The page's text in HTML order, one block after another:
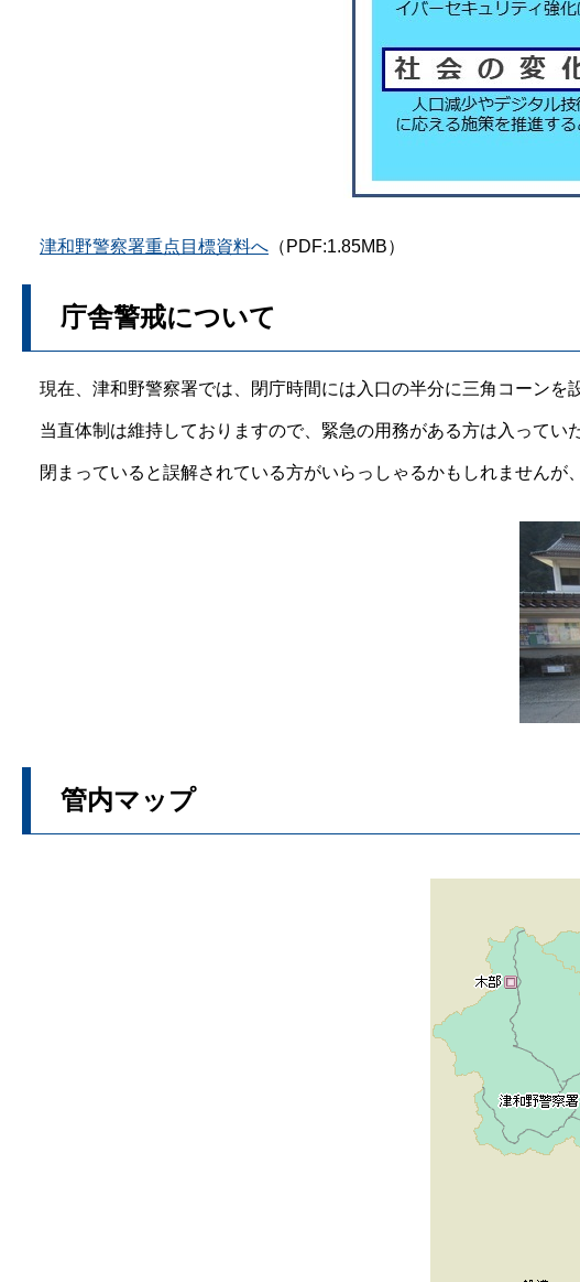
津和野警察署重点目標資料へ （PDF:1.85MB）
庁舎警戒について
現在、津和野警察署では、閉庁時間には入口の半分に三角コーンを
当直体制は維持しておりますので、緊急の用務がある方は入ってい
閉まっていると誤解されている方がいらっしゃるかもしれませんが
管内マップ